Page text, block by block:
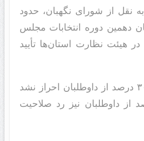
به نقل از شورای نگهبان، حدود
دهمین دوره انتخابات مجلس
هیئت نظارت استان‌ها تأیید
صلاحیت حدود ۳۰ درصد از داوطلبان احراز نشد
۲۵ درصد از داوطلبان نیز رد صلاحیت